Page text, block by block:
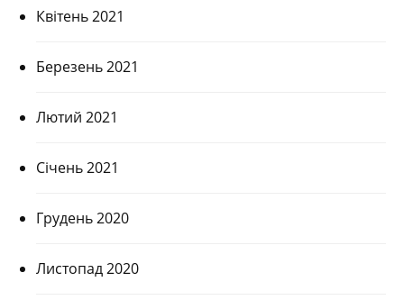
Квітень 2021
Березень 2021
Лютий 2021
Січень 2021
Грудень 2020
Листопад 2020